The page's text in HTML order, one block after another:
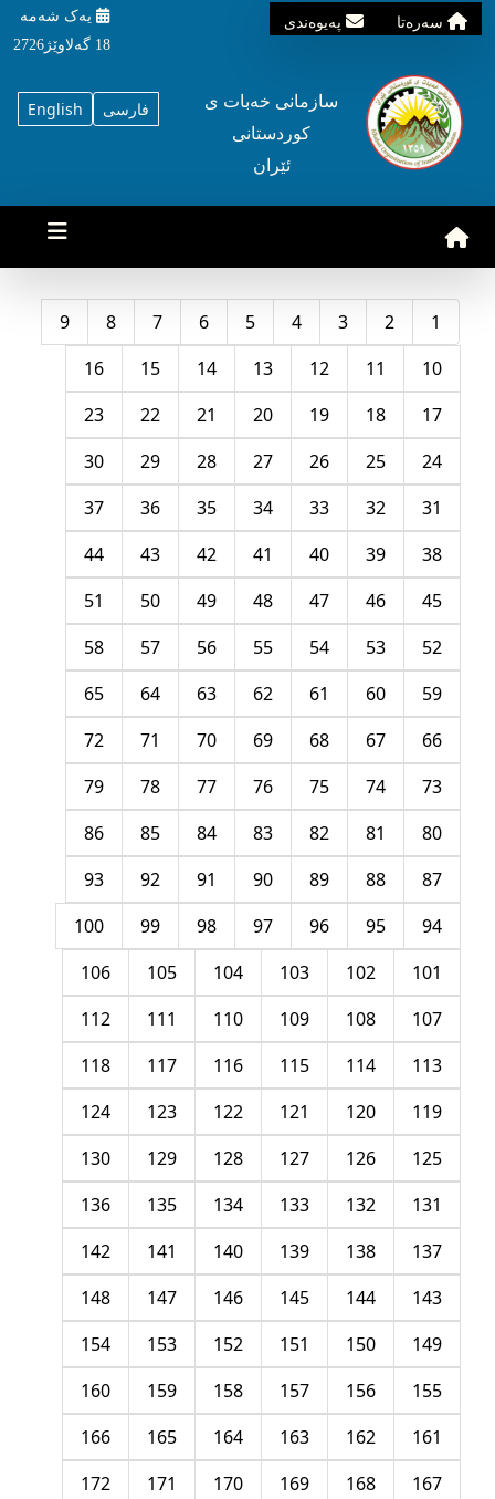
سه‌ره‌تا په‌یوه‌ندی
یه‌ک شه‌مه‌
18 گه‌لاوێژ2726
English فارسی
سازمانی خه‌بات ی
کوردستانی
ئێران
1
2
3
4
5
6
7
8
9
10
11
12
13
14
15
16
17
18
19
20
21
22
23
24
25
26
27
28
29
30
31
32
33
34
35
36
37
38
39
40
41
42
43
44
45
46
47
48
49
50
51
52
53
54
55
56
57
58
59
60
61
62
63
64
65
66
67
68
69
70
71
72
73
74
75
76
77
78
79
80
81
82
83
84
85
86
87
88
89
90
91
92
93
94
95
96
97
98
99
100
101
102
103
104
105
106
107
108
109
110
111
112
113
114
115
116
117
118
119
120
121
122
123
124
125
126
127
128
129
130
131
132
133
134
135
136
137
138
139
140
141
142
143
144
145
146
147
148
149
150
151
152
153
154
155
156
157
158
159
160
161
162
163
164
165
166
167
168
169
170
171
172